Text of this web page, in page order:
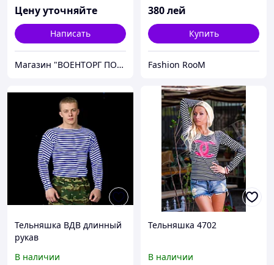
Цену уточняйте
Написать
Магазин "ВОЕНТОРГ ПОИСКГРУНТ"
380лей
Купить
Fashion RooM
Тельняшка ВДВ длинный
рукав
В наличии
Тельняшка 4702
В наличии